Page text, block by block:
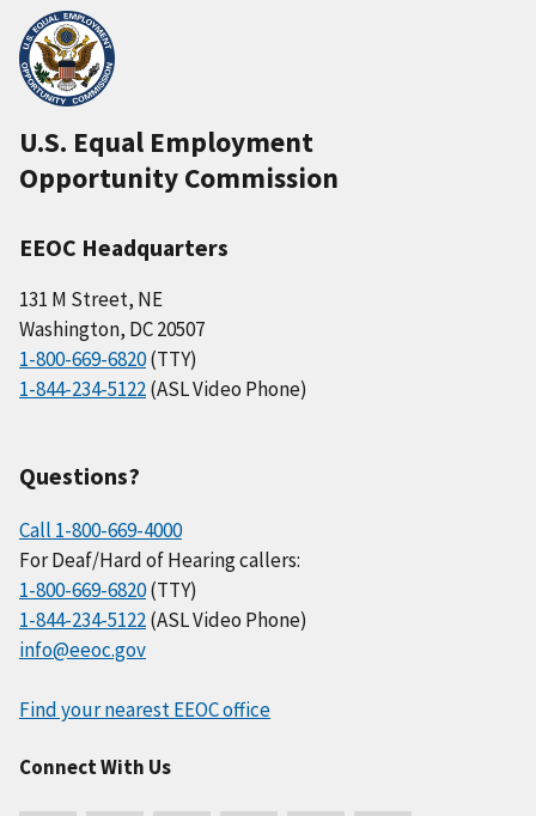
U.S. Equal Employment
Opportunity Commission
EEOC Headquarters
131 M Street, NE
Washington, DC 20507
1-800-669-6820(TTY)
1-844-234-5122(ASL Video Phone)
Questions?
Call 1-800-669-4000
For Deaf/Hard of Hearing callers:
1-800-669-6820(TTY)
1-844-234-5122(ASL Video Phone)
info@eeoc.gov
Find your nearest EEOC office
Connect With Us